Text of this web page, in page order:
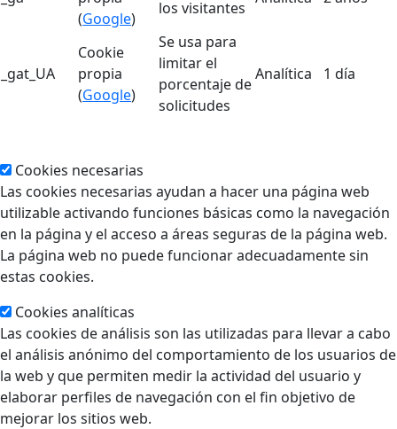
(Google)
los visitantes
_gat_UA
Cookie
propia
(Google)
Se usa para
limitar el
porcentaje de
solicitudes
Analítica 1 día
Cookies necesarias
Las cookies necesarias ayudan a hacer una página web
utilizable activando funciones básicas como la navegación
en la página y el acceso a áreas seguras de la página web.
La página web no puede funcionar adecuadamente sin
estas cookies.
Cookies analíticas
Las cookies de análisis son las utilizadas para llevar a cabo
el análisis anónimo del comportamiento de los usuarios de
la web y que permiten medir la actividad del usuario y
elaborar perfiles de navegación con el fin objetivo de
mejorar los sitios web.